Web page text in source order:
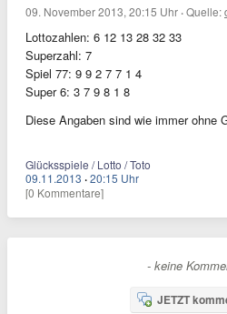
09. November 2013, 20:15 Uhr ·Quelle:
Lottozahlen: 6 12 13 28 32 33
Superzahl: 7
Spiel 77: 9 9 2 7 7 1 4
Super 6: 3 7 9 8 1 8
Diese Angaben sind wie immer ohne
Glücksspiele / Lotto / Toto
09.11.2013 ·20:15 Uhr
[0 Kommentare]
- keine
JETZT